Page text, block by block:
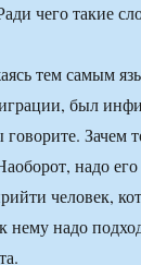
чего такие
тем самым
был
Зачем
надо
человек,
нему надо